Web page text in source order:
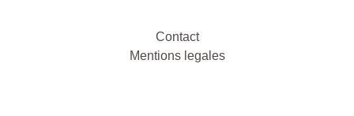
Contact
Mentions legales